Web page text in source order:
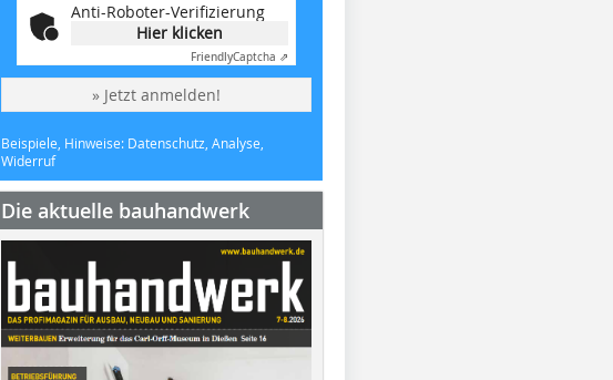
Anti-Roboter-Verifizierung
Hier klicken
FriendlyCaptcha ⇗
» Jetzt anmelden!
Beispiele, Hinweise: Datenschutz, Analyse,
Widerruf
Die aktuelle bauhandwerk